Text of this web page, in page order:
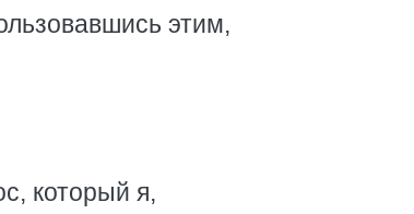
этим,
который я,